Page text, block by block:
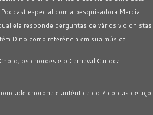
especial com a pesquisadora Marcia
ela responde perguntas de vários violonistas
Dino como referência em sua música
os chorões e o Carnaval Carioca
chorona e autêntica do 7 cordas de aço